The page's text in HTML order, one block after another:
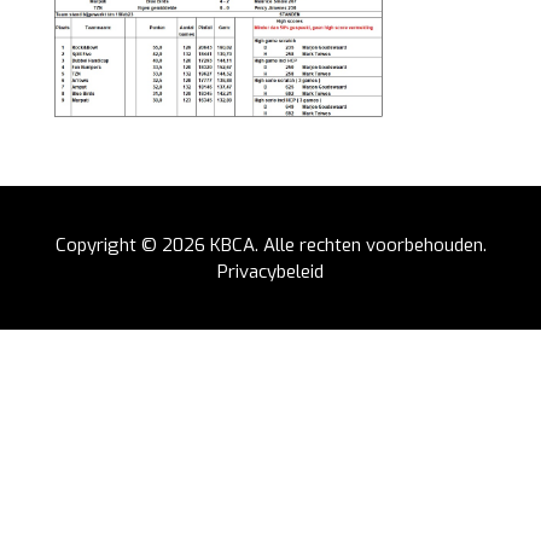
Copyright © 2026 KBCA. Alle rechten voorbehouden.
Privacybeleid